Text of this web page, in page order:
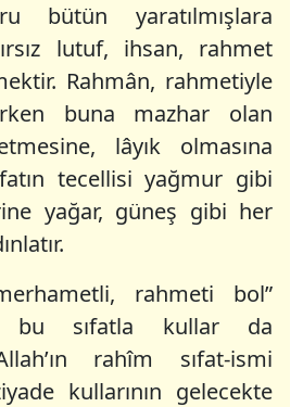
bütün yaratılmışlara
lutuf, ihsan, rahmet
Rahmân, rahmetiyle
buna mazhar olan
lâyık olmasına
tecellisi yağmur gibi
yağar, güneş gibi her
rahmeti bol”
bu sıfatla kullar da
rahîm sıfat-ismi
kullarının gelecekte